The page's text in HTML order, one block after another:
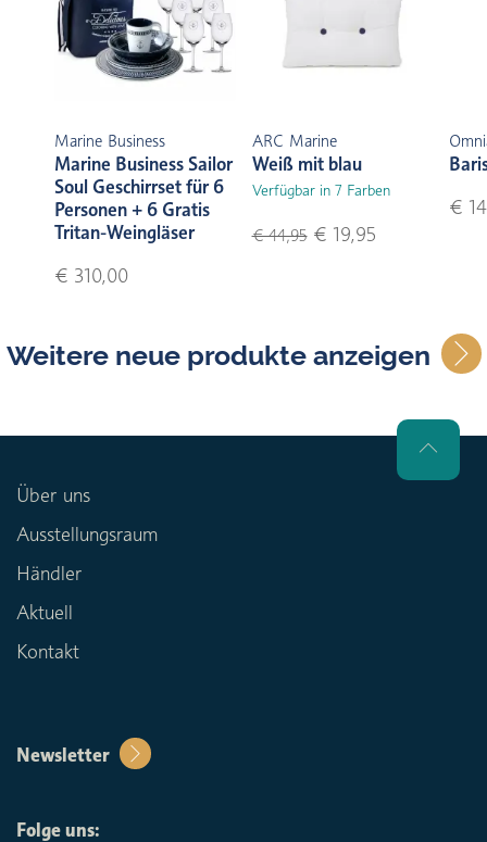
Marine Business
Marine Business Sailor
Soul Geschirrset für 6
Personen + 6 Gratis
Tritan-Weingläser
€ 310,00
ARC Marine
Weiß mit blau
Verfügbar in 7 Farben
€ 44,95€ 19,95
€
Weitere neue produkte anzeigen
Über uns
Ausstellungsraum
Händler
Aktuell
Kontakt
Newsletter
Folge uns: